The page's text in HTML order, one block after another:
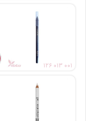
۱۲۶ ۰۱۳ ۰۰۱